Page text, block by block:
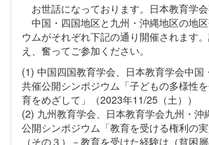
お世話になっております。日本教育学会
中国・四国地区と九州・沖縄地区の地
ウムがそれぞれ下記の通り開催されます
え、奮ってご参加ください。
(1) 中国四国教育学会、日本教育学会中国
共催公開シンポジウム「子どもの多様性
育をめざして」（2023年11/25（土））
(2) 九州教育学会、日本教育学会九州・沖
公開シンポジウム「教育を受ける権利の
（その３）－教育を受けた経験は（貧困